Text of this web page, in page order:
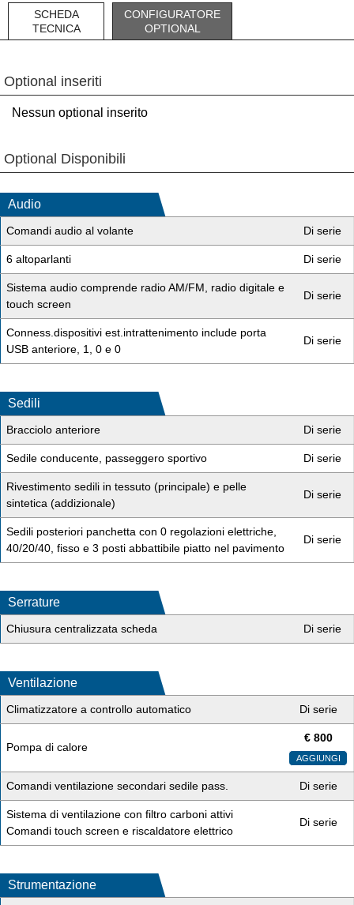
SCHEDA
TECNICA
CONFIGURATORE
OPTIONAL
Optional inseriti
Nessun optional inserito
Optional Disponibili
Audio
Comandi audio al volante Di serie
6 altoparlanti Di serie
Sistema audio comprende radio AM/FM, radio digitale e
touch screen
Di serie
Conness.dispositivi est.intrattenimento include porta
USB anteriore, 1, 0 e 0
Di serie
Sedili
Bracciolo anteriore Di serie
Sedile conducente, passeggero sportivo Di serie
Rivestimento sedili in tessuto (principale) e pelle
sintetica (addizionale)
Di serie
Sedili posteriori panchetta con 0 regolazioni elettriche,
40/20/40, fisso e 3 posti abbattibile piatto nel pavimento
Di serie
Serrature
Chiusura centralizzata scheda Di serie
Ventilazione
Climatizzatore a controllo automatico Di serie
Pompa di calore
€ 800
AGGIUNGI
Comandi ventilazione secondari sedile pass. Di serie
Sistema di ventilazione con filtro carboni attivi
Comandi touch screen e riscaldatore elettrico
Di serie
Strumentazione